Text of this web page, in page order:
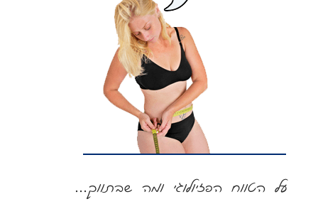
על הטווח הפזיולוגי ומה שבתווך…